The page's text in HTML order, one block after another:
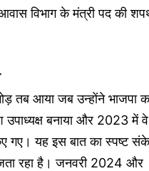
विभाग के मंत्री पद की
तब आया जब उन्होंने भाजपा
उपाध्यक्ष बनाया और 2023 में वे
गए। यह इस बात का स्पष्ट
जता रहा है। जनवरी 2024 और